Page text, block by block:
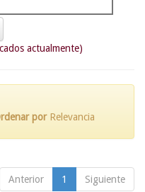
actualmente)
por Relevancia
Anterior 1 Siguiente